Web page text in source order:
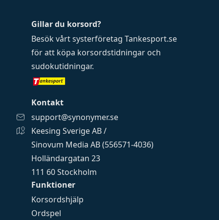
Funktioner
Korsordshjälp
Ordspel
Gillar du korsord?
Besök vårt systerföretag Tankesport.se
för att köpa korsordstidningar och
sudokutidningar.
Kontakt
support@synonymer.se
Keesing Sverige AB /
Sinovum Media AB (556571-4036)
Holländargatan 23
111 60 Stockholm